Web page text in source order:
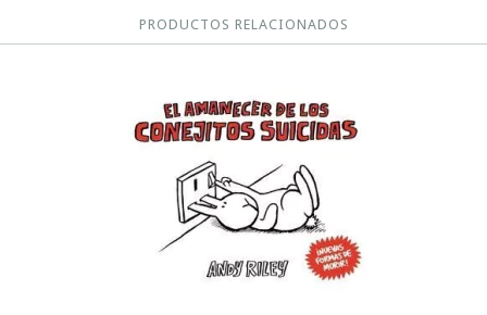
PRODUCTOS RELACIONADOS